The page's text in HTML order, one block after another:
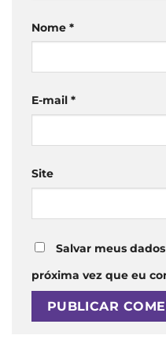
Nome *
E-mail *
Site
Salvar meus
próxima vez que eu